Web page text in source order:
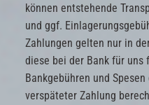
können entstehende
und ggf.
Zahlungen gelten nur in
diese bei der Bank für uns
Bankgebühren und
verspäteter Zahlung